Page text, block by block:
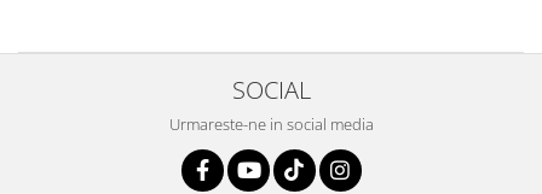
SOCIAL
Urmareste-ne in social media